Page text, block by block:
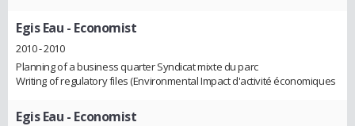
Egis Eau - Economist
2010 - 2010
Planning of a business quarter Syndicat mixte du parc
Writing of regulatory files (Environmental Impact d'activité économiques
Egis Eau - Economist